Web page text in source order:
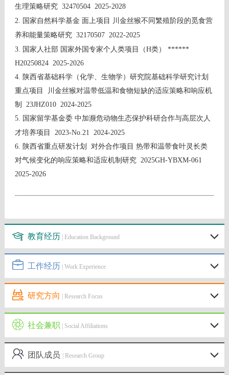
生理策略研究32470504 2025-2028
2.
国家自然科学基金 面上项目
川金丝猴不同繁殖阶段的觅食营
养和能量策略研究32170507 2022-2025
3.
国家人社部 国家外国专家个人类项目（H类） ******
H20250824 2025-2026
4.
陕西省基础科学（化学、生物学）研究院基础科学研究计划
重点项目 川金丝猴对温带低温和食物短缺的适应策略和响应机
制 23JHZ010 2024-2025
5.
国家留学基金委 中加濒危动物生态保护科研合作与高层次人
才培养项目 2023-No.21
2024-2025
6.
陕西省重点研发计划 对外合作项目 热带和温带食叶灵长类
对气候变化的响应策略和适应机制研究 2025GH-YBXM-061
2025-2026
教育经历 | Education Background
工作经历 | Work Experience
研究方向 | Research Focus
社会兼职| Social Affiliations
团队成员 | Research Group